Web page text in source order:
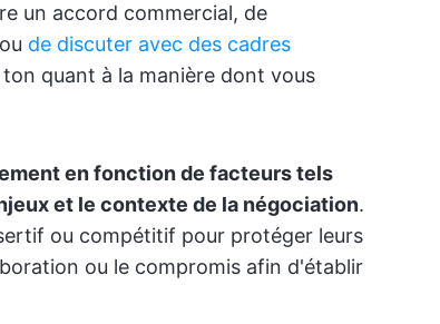
un accord commercial, de
de discuter avec des cadres
quant à la manière dont vous
en fonction de facteurs tels
et le contexte de la négociation.
ou compétitif pour protéger leurs
ou le compromis afin d'établir